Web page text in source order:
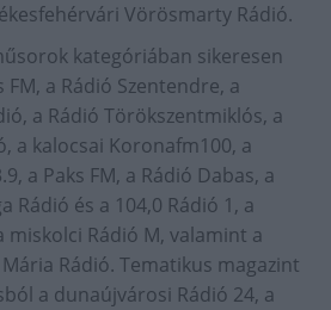
Vörösmarty Rádió.
kategóriában sikeresen
a Rádió Szentendre, a
a Rádió Törökszentmiklós, a
a kalocsai Koronafm100, a
a Paks FM, a Rádió Dabas, a
Rádió és a 104,0 Rádió 1, a
miskolci Rádió M, valamint a
Rádió. Tematikus magazint
a dunaújvárosi Rádió 24, a